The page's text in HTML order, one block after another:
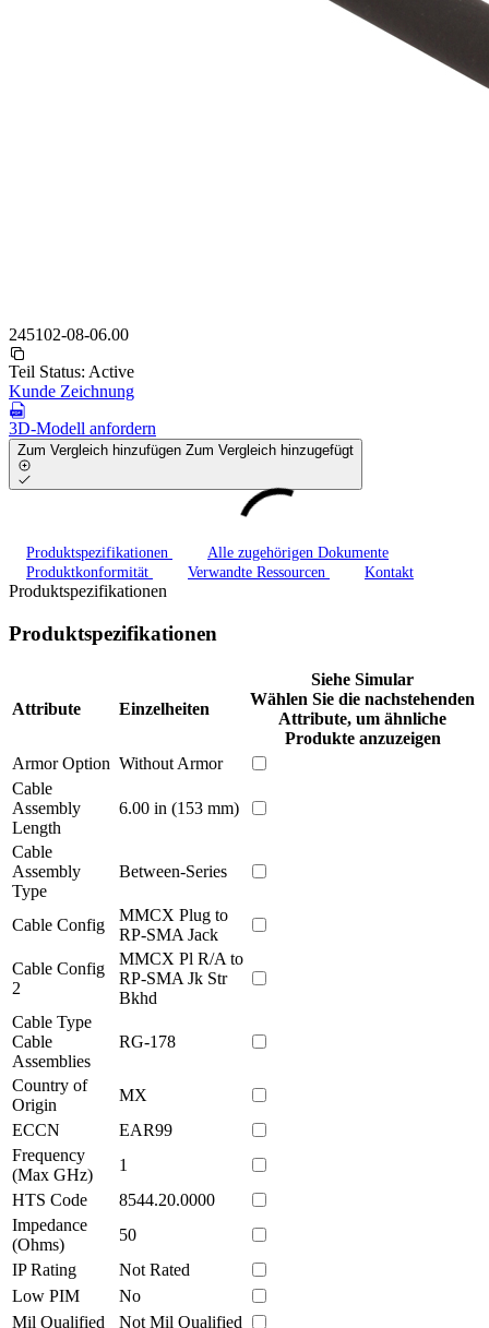
245102-08-06.00
Teil Status: Active
Kunde Zeichnung
3D-Modell anfordern
Zum Vergleich hinzufügen Zum Vergleich hinzugefügt
Produktspezifikationen
Alle zugehörigen Dokumente
Produktkonformität
Verwandte Ressourcen Kontakt
Produktspezifikationen
Produktspezifikationen
Attribute Einzelheiten
Siehe Simular
Wählen Sie die nachstehenden
Attribute, um ähnliche
Produkte anzuzeigen
Armor Option Without Armor
Cable
Assembly
Length
6.00 in (153 mm)
Cable
Assembly
Type
Between-Series
Cable Config
MMCX Plug to
RP-SMA Jack
Cable Config
2
MMCX Pl R/A to
RP-SMA Jk Str
Bkhd
Cable Type
Cable
Assemblies
RG-178
Country of
Origin
MX
ECCN
EAR99
Frequency
(Max GHz)
1
HTS Code
8544.20.0000
Impedance
(Ohms)
50
IP Rating
Not Rated
Low PIM
No
Mil Qualified
Not Mil Qualified